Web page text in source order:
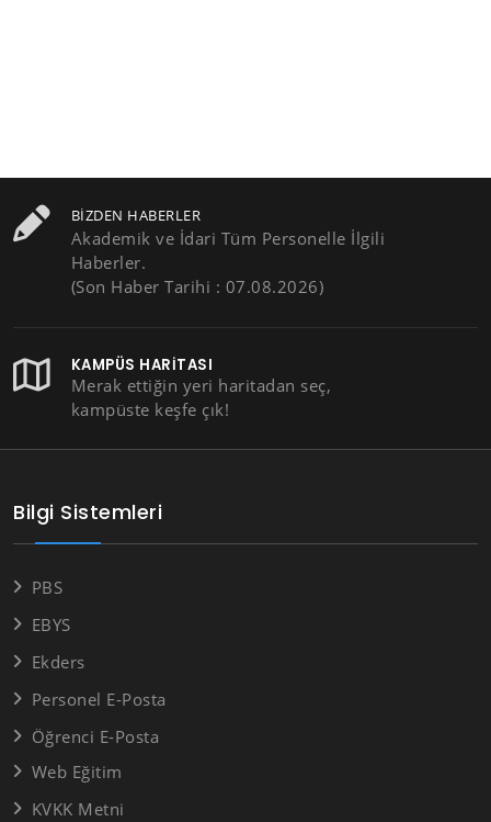
BIZDEN HABERLER
Akademik ve İdari Tüm Personelle İlgili
Haberler.
(Son Haber Tarihi : 07.08.2026)
KAMPÜS HARITASI
Merak ettiğin yeri haritadan seç,
kampüste keşfe çık!
Bilgi Sistemleri
PBS
EBYS
Ekders
Personel E-Posta
Öğrenci E-Posta
Web Eğitim
KVKK Metni